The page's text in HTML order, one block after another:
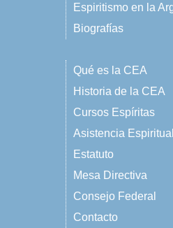
Espiritismo en la
Biografías
Qué es la CEA
Historia de la CEA
Cursos Espíritas
Asistencia Espiritual
Estatuto
Mesa Directiva
Consejo Federal
Contacto